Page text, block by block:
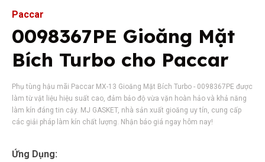
Paccar
0098367PE Gioăng Mặt
Bích Turbo cho Paccar
Phụ tùng hậu mãi Paccar MX-13 Gioăng Mặt Bích Turbo - 0098367PE được
làm từ vật liệu hiệu suất cao, đảm bảo độ vừa vặn hoàn hảo và khả năng
làm kín đáng tin cậy. MJ GASKET, nhà sản xuất gioăng uy tín, cung cấp
các giải pháp làm kín chất lượng. Nhận báo giá ngay hôm nay!
Ứng Dụng: